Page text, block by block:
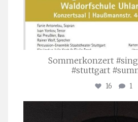
Sommerkonzert
#stuttgart
16 1
Apr. 1